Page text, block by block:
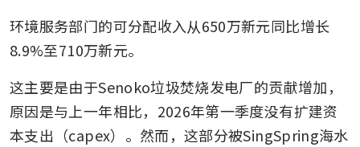
环境服务部门的可分配收入从650万新元同比增长
8.9%至710万新元。
这主要是由于Senoko垃圾焚烧发电厂的贡献增加，
原因是与上一年相比，2026年第一季度没有扩建资
本支出（capex）。然而，这部分被SingSpring海水